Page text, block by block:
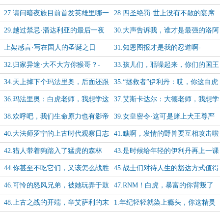
入那战争的良夜
27.请问暗夜族目前首发英雄里哪一
位最酷炫啊？
28.四圣绝罚·世上没有不散的宴席
【-3/100】
29.越过禁忌·潘达利亚的最后一夜
【-2/100】
30.大声告诉我，谁才是最强的洛阿
神？【-1/100】
上架感言·写在国人的圣诞之日
【0/100】
31.知恩图报才是我的忍道啊-
【1/100】
32.归家异途·大不大方你猴哥？-
【2/100】
33.孩儿们，聒噪起来，你们的国王
回来啦！【3/100】
34.天上掉下个玛法里奥，后面还跟
着个伊利丹【4/100】
35.“拯救者”伊利丹：哎，你这白虎
人还怪好的嘞【5/100】
36.玛法里奥：白虎老师，我想学这
个！【6/100】
37.艾斯卡达尔：大德老师，我想学
这个！【7/100】
38.欢呼吧，我们生命原力也有影帝
了【8/100】
39.女皇密令·这可是赌上犬王尊严
的追猎啊！【9/100】
40.大法师罗宁的上古时代观察日志
【10/100】
41.瞧啊，发情的野兽要互相攻击啦
【11/100】
42.猎人带着狗踏入了猛虎的森林
【12/100】
43.是时候给年轻的伊利丹再上一课
了【13/100】
44.你甚至不吃它们，又该怎么战胜
它们？【14/100】
45.战士们对待人生的豁达方式值得
所有人学习【15/100】
46.可怜的怒风兄弟，被她玩弄于鼓
掌之中【16/100】
47.RNM！白虎，暴富的你背叛了
卑微者兄弟！【17/100】
48.上古之战的开端，辛艾萨利的末 1.年纪轻轻就染上瘾头，你这精灵